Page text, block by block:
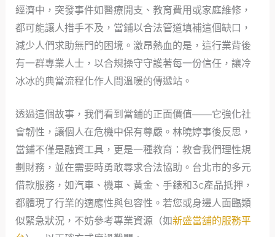
經濟中，突發事件如醫療開支、教育費用或家庭維修，
都可能讓人措手不及，當鋪以合法管道填補這個缺口，
減少人們求助無門的困境。激昂熱血的是，這行業背後
有一群專業人士，以合規操守守護著每一份信任，讓冷
冰冰的典當流程化作人間溫暖的傳遞站。
透過這個故事，我們看到當鋪的正面價值——它強化社
會韌性，讓個人在危機中保有尊嚴。林曉婷事後反思，
當鋪不僅是融資工具，更是一種教育：教會我們理性規
劃財務，並在需要時勇敢尋求合法協助。台北市的多元
借款服務，如汽車、機車、黃金、手錶和3c產品抵押，
都體現了行業的適應性與包容性。若您或身邊人面臨類
似緊急狀況，不妨參考專業資源（如新盛當舖的服務平